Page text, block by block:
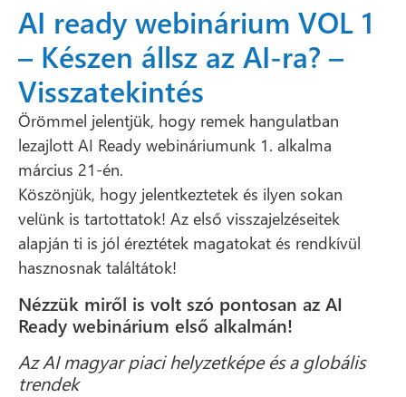
AI ready webinárium VOL 1
– Készen állsz az AI-ra? –
Visszatekintés
Örömmel jelentjük, hogy remek hangulatban
lezajlott AI Ready webináriumunk 1. alkalma
március 21-én.
Köszönjük, hogy jelentkeztetek és ilyen sokan
velünk is tartottatok! Az első visszajelzéseitek
alapján ti is jól éreztétek magatokat és rendkívül
hasznosnak találtátok!
Nézzük miről is volt szó pontosan az AI
Ready webinárium első alkalmán!
Az AI magyar piaci helyzetképe és a globális
trendek